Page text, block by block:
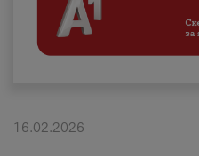
Надополни кредит
Плати сметка
#ПодобарОнлајн
16.02.2026